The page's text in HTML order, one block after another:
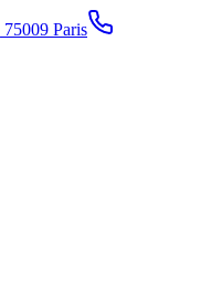
75009 Paris